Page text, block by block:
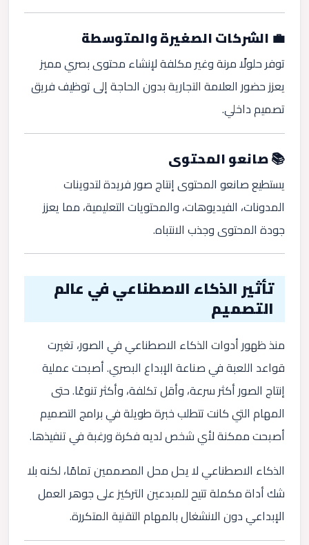
💼 الشركات الصغيرة والمتوسطة
توفر حلولًا مرنة وغير مكلفة لإنشاء محتوى بصري مميز
يعزز حضور العلامة التجارية بدون الحاجة إلى توظيف فريق
تصميم داخلي.
📚 صانعو المحتوى
يستطيع صانعو المحتوى إنتاج صور فريدة لتدوينات
المدونات، الفيديوهات، والمحتويات التعليمية، مما يعزز
جودة المحتوى وجذب الانتباه.
تأثير الذكاء الاصطناعي في عالم
التصميم
منذ ظهور أدوات الذكاء الاصطناعي في الصور، تغيرت
قواعد اللعبة في صناعة الإبداع البصري. أصبحت عملية
إنتاج الصور أكثر سرعة، وأقل تكلفة، وأكثر تنوعًا. حتى
المهام التي كانت تتطلب خبرة طويلة في برامج التصميم
أصبحت ممكنة لأي شخص لديه فكرة ورغبة في تنفيذها.
الذكاء الاصطناعي لا يحل محل المصممين تمامًا، لكنه بلا
شك أداة مكملة تتيح للمبدعين التركيز على جوهر العمل
الإبداعي دون الانشغال بالمهام التقنية المتكررة.